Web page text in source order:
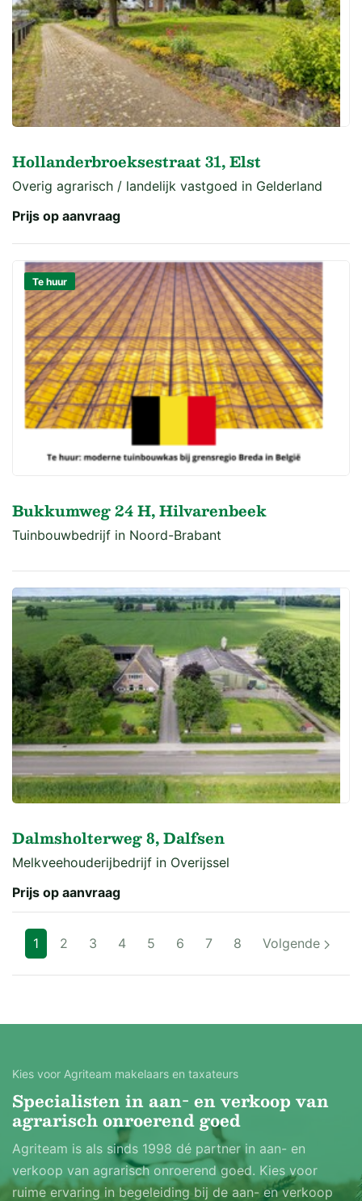
Hollanderbroeksestraat 31, Elst
Overig agrarisch / landelijk vastgoed in Gelderland
Prijs op aanvraag
Te huur
Bukkumweg 24 H, Hilvarenbeek
Tuinbouwbedrijf in Noord-Brabant
Dalmsholterweg 8, Dalfsen
Melkveehouderijbedrijf in Overijssel
Prijs op aanvraag
1 2 3 4 5 6 7 8 Volgende
Kies voor Agriteam makelaars en taxateurs
Specialisten in aan- en verkoop van
agrarisch onroerend goed
Agriteam is als sinds 1998 dé partner in aan- en
verkoop van agrarisch onroerend goed. Kies voor
ruime ervaring in begeleiding bij de aan- en verkoop